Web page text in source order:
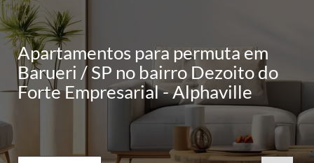
Apartamentos para permuta em
Barueri / SP no bairro Dezoito do
Forte Empresarial - Alphaville